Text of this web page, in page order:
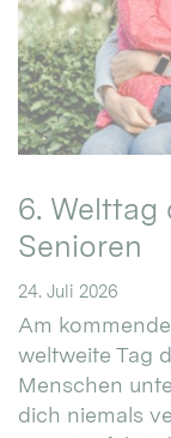
6. Welttag
Senioren
24. Juli 2026
Am
weltweite Tag
Menschen
dich niemals